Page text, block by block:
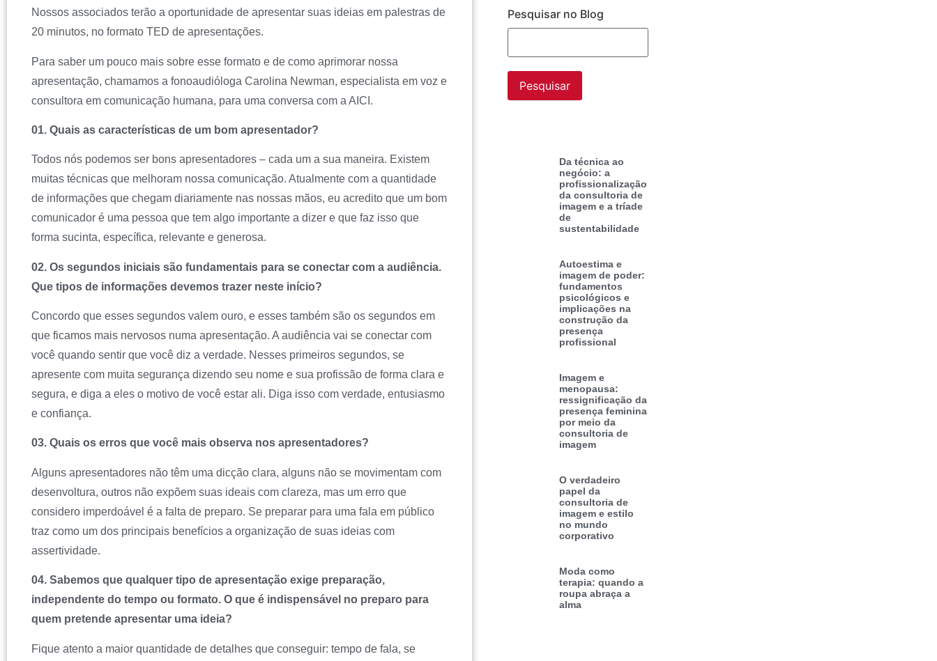
Nossos associados terão a oportunidade de apresentar suas ideias em palestras de
20 minutos, no formato TED de apresentações.
Para saber um pouco mais sobre esse formato e de como aprimorar nossa
apresentação, chamamos a fonoaudióloga Carolina Newman, especialista em voz e
consultora em comunicação humana, para uma conversa com a AICI.
01. Quais as características de um bom apresentador?
Todos nós podemos ser bons apresentadores – cada um a sua maneira. Existem
muitas técnicas que melhoram nossa comunicação. Atualmente com a quantidade
de informações que chegam diariamente nas nossas mãos, eu acredito que um bom
comunicador é uma pessoa que tem algo importante a dizer e que faz isso que
forma sucinta, específica, relevante e generosa.
02. Os segundos iniciais são fundamentais para se conectar com a audiência.
Que tipos de informações devemos trazer neste início?
Concordo que esses segundos valem ouro, e esses também são os segundos em
que ficamos mais nervosos numa apresentação. A audiência vai se conectar com
você quando sentir que você diz a verdade. Nesses primeiros segundos, se
apresente com muita segurança dizendo seu nome e sua profissão de forma clara e
segura, e diga a eles o motivo de você estar ali. Diga isso com verdade, entusiasmo
e confiança.
03. Quais os erros que você mais observa nos apresentadores?
Alguns apresentadores não têm uma dicção clara, alguns não se movimentam com
desenvoltura, outros não expõem suas ideais com clareza, mas um erro que
considero imperdoável é a falta de preparo. Se preparar para uma fala em público
traz como um dos principais benefícios a organização de suas ideias com
assertividade.
04. Sabemos que qualquer tipo de apresentação exige preparação,
independente do tempo ou formato. O que é indispensável no preparo para
quem pretende apresentar uma ideia?
Fique atento a maior quantidade de detalhes que conseguir: tempo de fala, se
Pesquisar no Blog
Da técnica ao
negócio: a
profissionalização
da consultoria de
imagem e a tríade
de
sustentabilidade
Autoestima e
imagem de poder:
fundamentos
psicológicos e
implicações na
construção da
presença
profissional
Imagem e
menopausa:
ressignificação da
presença feminina
por meio da
consultoria de
imagem
O verdadeiro
papel da
consultoria de
imagem e estilo
no mundo
corporativo
Moda como
terapia: quando a
roupa abraça a
alma